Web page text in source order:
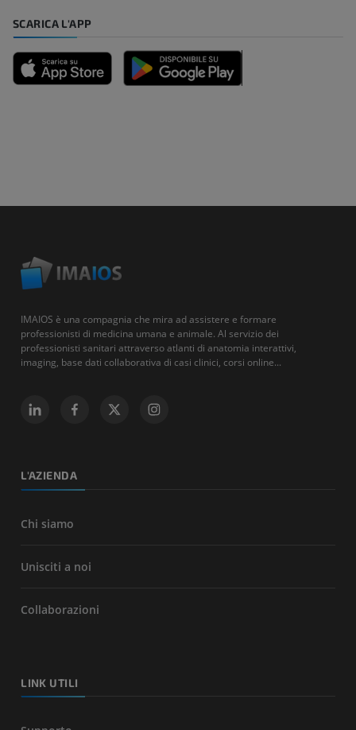
SCARICA L'APP
IMAIOS è una compagnia che mira ad assistere e formare
professionisti di medicina umana e animale. Al servizio dei
professionisti sanitari attraverso atlanti di anatomia interattivi,
imaging, base dati collaborativa di casi clinici, corsi online...
L'AZIENDA
Chi siamo
Unisciti a noi
Collaborazioni
LINK UTILI